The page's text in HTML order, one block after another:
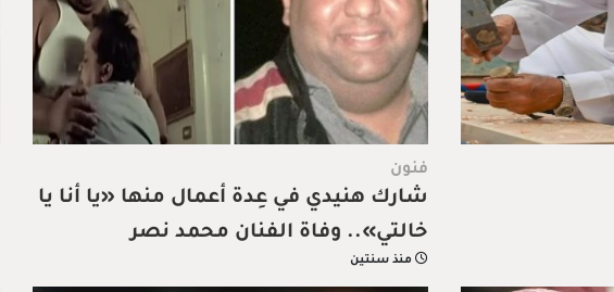
فنون
شارك هنيدي في عِدة أعمال منها «يا أنا يا
خالتي».. وفاة الفنان محمد نصر
منذ سنتين